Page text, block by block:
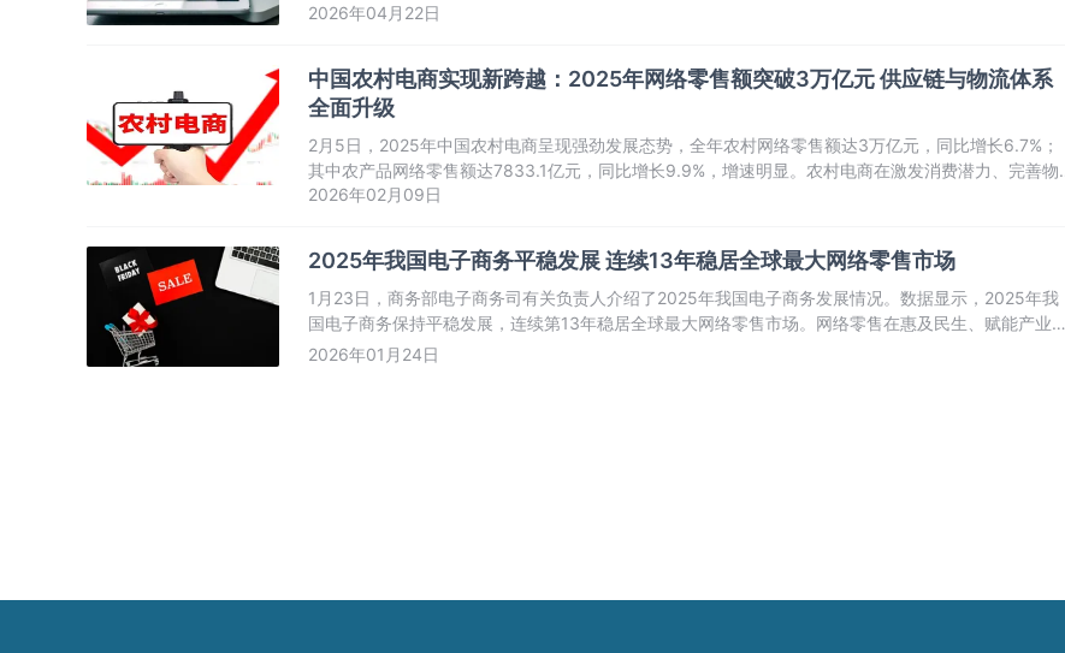
长超110%；漫剧成为“年度最热内容业态”，形成百亿规模市场。
2026年04月22日
中国农村电商实现新跨越：2025年网络零售额突破3万亿元 供应链与物流体系
全面升级
2月5日，2025年中国农村电商呈现强劲发展态势，全年农村网络零售额达3万亿元，同比增长6.7%；
其中农产品网络零售额达7833.1亿元，同比增长9.9%，增速明显。农村电商在激发消费潜力、完善物
流设施、带动产业融合等方面取得显著进展。
2026年02月09日
2025年我国电子商务平稳发展 连续13年稳居全球最大网络零售市场
1月23日，商务部电子商务司有关负责人介绍了2025年我国电子商务发展情况。数据显示，2025年我
国电子商务保持平稳发展，连续第13年稳居全球最大网络零售市场。网络零售在惠及民生、赋能产业、
促进全球合作方面发挥重要作用。据国家统计局数据显示，全国实物商品网上零售额同比增长5.2%，对
2026年01月24日